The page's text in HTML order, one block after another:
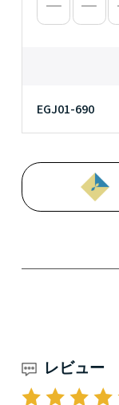
EGJ01-690
レビュー